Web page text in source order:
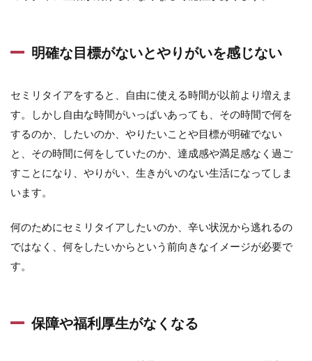
明確な目標がないとやりがいを感じない
セミリタイアをすると、自由に使える時間が以前より増えま
す。しかし自由な時間がいっぱいあっても、その時間で何を
するのか、したいのか、やりたいことや目標が明確でない
と、その時間に何をしていたのか、達成感や満足感なく過ご
すことになり、やりがい、生きがいのない生活になってしま
います。
何のためにセミリタイアしたいのか、辛い状況から逃れるの
ではなく、何をしたいからという前向きなイメージが必要で
す。
保障や福利厚生がなくなる